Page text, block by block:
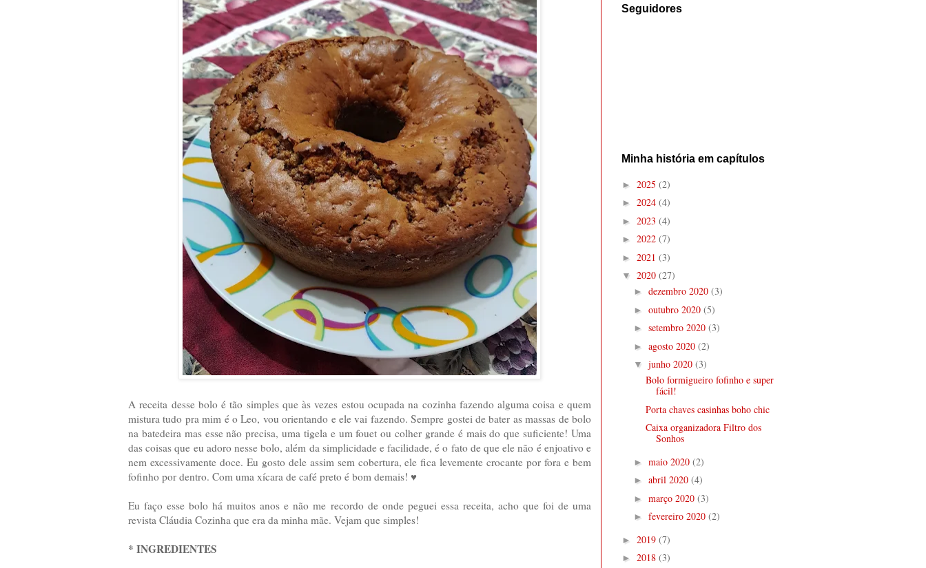
A receita desse bolo é tão simples que às vezes estou ocupada na cozinha fazendo alguma coisa e quem
mistura tudo pra mim é o Leo, vou orientando e ele vai fazendo. Sempre gostei de bater as massas de bolo
na batedeira mas esse não precisa, uma tigela e um fouet ou colher grande é mais do que suficiente! Uma
das coisas que eu adoro nesse bolo, além da simplicidade e facilidade, é o fato de que ele não é enjoativo e
nem excessivamente doce. Eu gosto dele assim sem cobertura, ele fica levemente crocante por fora e bem
fofinho por dentro. Com uma xícara de café preto é bom demais! ♥
Eu faço esse bolo há muitos anos e não me recordo de onde peguei essa receita, acho que foi de uma
revista Cláudia Cozinha que era da minha mãe. Vejam que simples!
* INGREDIENTES
Seguidores
Minha história em capítulos
► 2025 (2)
► 2024 (4)
► 2023 (4)
► 2022 (7)
► 2021 (3)
▼ 2020 (27)
► dezembro 2020 (3)
► outubro 2020 (5)
► setembro 2020 (3)
► agosto 2020 (2)
▼ junho 2020 (3)
Bolo formigueiro fofinho e super
fácil!
Porta chaves casinhas boho chic
Caixa organizadora Filtro dos
Sonhos
► maio 2020 (2)
► abril 2020 (4)
► março 2020 (3)
► fevereiro 2020 (2)
► 2019 (7)
► 2018 (3)